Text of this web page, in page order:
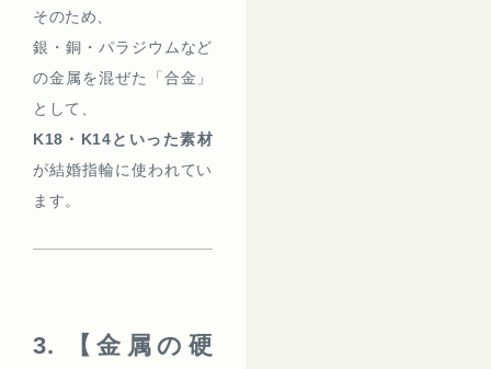
そのため、
銀・銅・パラジウムなど
の金属を混ぜた「合金」
として、
K18・K14といった素材
が結婚指輪に使われてい
ます。
3. 【金属の硬